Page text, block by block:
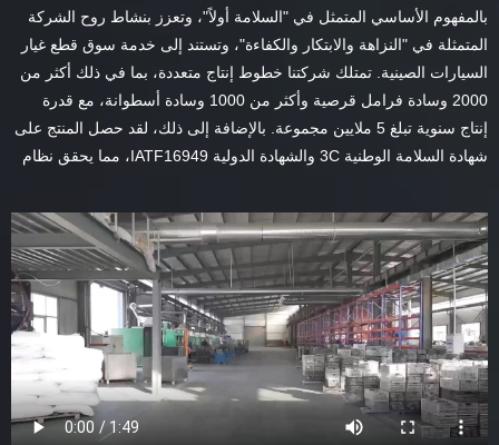
بالمفهوم الأساسي المتمثل في "السلامة أولاً"، وتعزز بنشاط روح الشركة
المتمثلة في "النزاهة والابتكار والكفاءة"، وتستند إلى خدمة سوق قطع غيار
السيارات الصينية. تمتلك شركتنا خطوط إنتاج متعددة، بما في ذلك أكثر من
2000 وسادة فرامل قرصية وأكثر من 1000 وسادة أسطوانة، مع قدرة
إنتاج سنوية تبلغ 5 ملايين مجموعة. بالإضافة إلى ذلك، لقد حصل المنتج على
شهادة السلامة الوطنية 3C والشهادة الدولية IATF16949، مما يحقق نظام
تعمل في مجال البحث والتطوير والإنتاج والتصنيع والمبيعات لتركيبات
السيراميك النقي وألياف الكربون. لدينا مواد احتكاك رائدة في الصناعة
ومركز بحث وتطوير لاختبار أداء السلامة على مستوى رئيسي وفريق فني.
تحقيق أو حتى تجاوز الجودة والأداء الممتاز للمنتجات الداعمة الأصلية! نحن
نتطور بسرعة باستخدام المعدات المتقدمة والتكنولوجيا من الدرجة الأولى
والإدارة الصارمة. يتم تصدير منتجاتنا حاليًا إلى أكثر من 20 دولة ومنطقة في
أوروبا. لقد اكتسبنا سمعة طيبة في السوق وأصبحنا موردًا تعاونيًا طويل
الأجل للمصنعين المشهورين في الداخل والخارج. تنفذ الشركة بصرامة نحن
نلتزم بمعايير المنتج، وننفذ بصرامة الحظر الخالي من الأسبستوس، ونضمن